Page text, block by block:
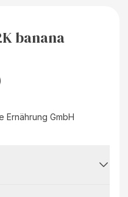
banana
Ernährung GmbH